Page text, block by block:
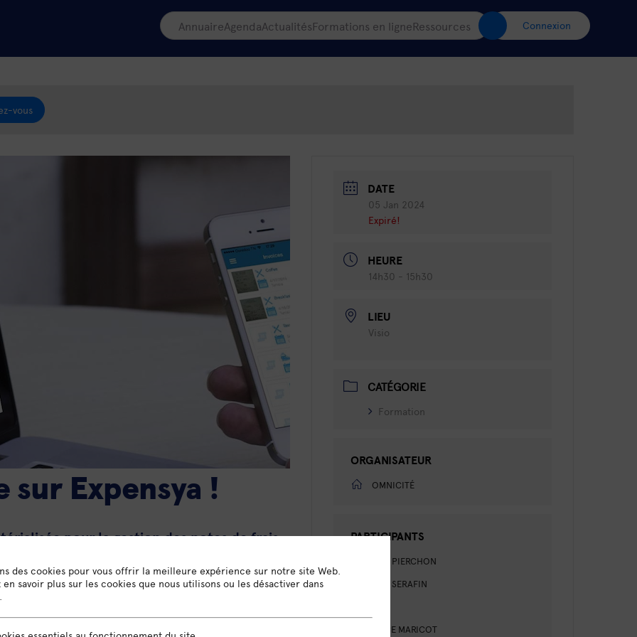
AnnuaireAgendaActualitésFormations en ligneRessources Connexion
vous
sur Expensya !
pour la gestion des notes de frais
visio pour appréhender cet outil et vous
pour l’utiliser.
sur la gestion de vos frais !
visio
DATE
05 Jan 2024
Expiré!
HEURE
14h30 - 15h30
LIEU
Visio
CATÉGORIE
Formation
ORGANISATEUR
OMNICITÉ
PARTICIPANTS
NICOLAS PIERCHON
ISABELLE SERAFIN
LAURENCE MARICOT
des cookies pour vous offrir la meilleure expérience sur notre site Web.
en savoir plus sur les cookies que nous utilisons ou les désactiver dans